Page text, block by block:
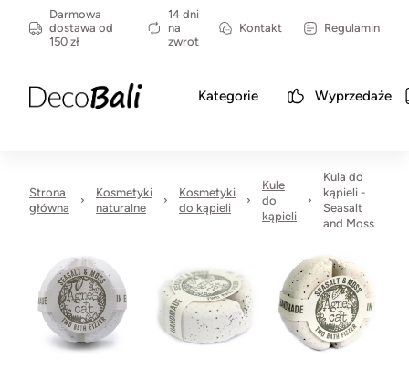
Darmowa
dostawa od
150 zł
14 dni
na
zwrot
Kontakt Regulamin
Kategorie Wyprzedaże
Strona
główna
Kosmetyki
naturalne
Kosmetyki
do kąpieli
Kule
do
kąpieli
Kula do
kąpieli -
Seasalt
and Moss